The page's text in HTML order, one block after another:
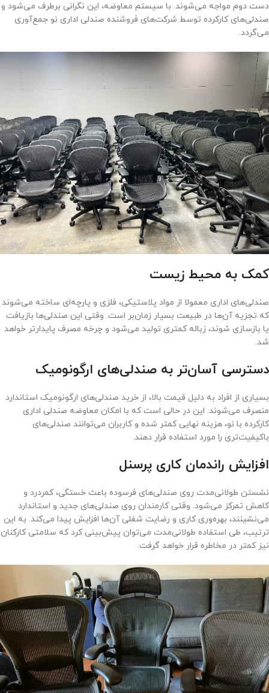
دست دوم مواجه می‌شوند. با سیستم معاوضه، این نگرانی برطرف می‌شود و
صندلی‌های کارکرده توسط شرکت‌های فروشنده صندلی اداری نو جمع‌آوری
می‌گردد.
کمک به محیط‌ زیست
صندلی‌های اداری معمولا از مواد پلاستیکی، فلزی و پارچه‌ای ساخته می‌شوند
که تجزیه آن‌ها در طبیعت بسیار زمان‌بر است. وقتی این صندلی‌ها بازیافت
یا بازسازی شوند، زباله کمتری تولید می‌شود و چرخه مصرف پایدارتر خواهد
شد.
دسترسی آسان‌تر به صندلی‌های ارگونومیک
بسیاری از افراد به دلیل قیمت بالا، از خرید صندلی‌های ارگونومیک استاندارد
منصرف می‌شوند. این در حالی است که با امکان معاوضه صندلی اداری
کارکرده با نو، هزینه نهایی کمتر شده و کاربران می‌توانند صندلی‌های
باکیفیت‌تری را مورد استفاده قرار دهند.
افزایش راندمان کاری پرسنل
نشستن طولانی‌مدت روی صندلی‌های فرسوده باعث خستگی، کمردرد و
کاهش تمرکز می‌شود. وقتی کارمندان روی صندلی‌های جدید و استاندارد
می‌نشینند، بهره‌وری کاری و رضایت شغلی آن‌ها افزایش پیدا می‌کند. به این
ترتیب، طی استفاده طولانی‌مدت می‌توان پیش‌بینی کرد که سلامتی کارکنان
نیز کمتر در مخاطره قرار خواهد گرفت.